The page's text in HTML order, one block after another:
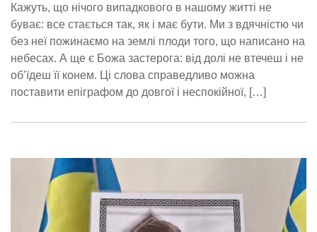
Кажуть, що нічого випадкового в нашому житті не
буває: все стається так, як і має бути. Ми з вдячністю чи
без неї пожинаємо на землі плоди того, що написано на
небесах. А ще є Божа застерога: від долі не втечеш і не
об’їдеш її конем. Ці слова справедливо можна
поставити епіграфом до довгої і неспокійної, […]